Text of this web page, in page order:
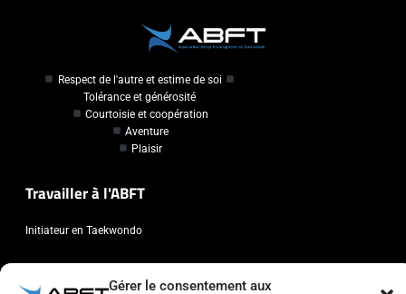
Gérer le consentement aux
Respect de l'autre et estime de soi
Tolérance et générosité
Courtoisie et coopération
Aventure
Plaisir
Travailler à l'ABFT
Initiateur en Taekwondo